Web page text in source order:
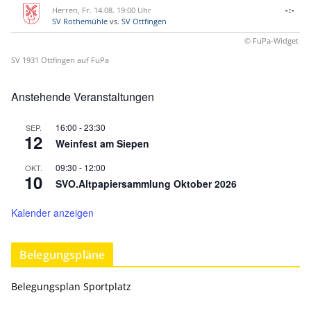
Herren, Fr. 14.08. 19:00 Uhr
SV Rothemühle vs. SV Ottfingen
-:-
© FuPa-Widget
SV 1931 Ottfingen auf FuPa
Anstehende Veranstaltungen
SEP.
12
16:00 -23:30
Weinfest am Siepen
OKT.
10
09:30 - 12:00
SVO.Altpapiersammlung Oktober 2026
Kalender anzeigen
Belegungspläne
Belegungsplan Sportplatz